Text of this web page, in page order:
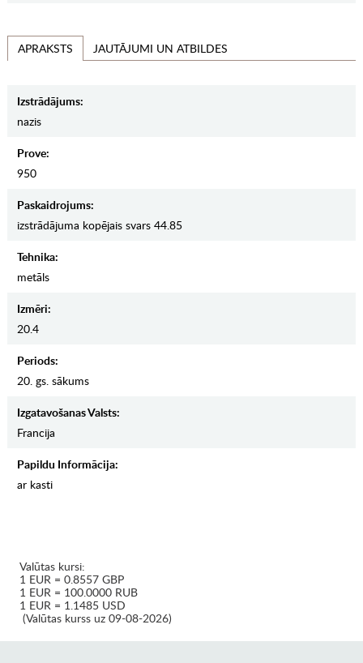
APRAKSTS JAUTĀJUMI UN ATBILDES
Izstrādājums:
nazis
Prove:
950
Paskaidrojums:
izstrādājuma kopējais svars 44.85
Tehnika:
metāls
Izmēri:
20.4
Periods:
20. gs. sākums
Izgatavošanas Valsts:
Francija
Papildu Informācija:
ar kasti
Valūtas kursi:
1 EUR = 0.8557 GBP
1 EUR = 100.0000 RUB
1 EUR = 1.1485 USD
(Valūtas kurss uz 09-08-2026)